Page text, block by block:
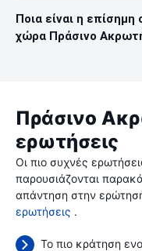
Ποια είναι η
χώρα Πράσινο
Πράσινο
ερωτήσεις
Οι πιο συχνές
παρουσιάζονται
απάντηση στην
ερωτήσεις .
Το πιο κράτηση